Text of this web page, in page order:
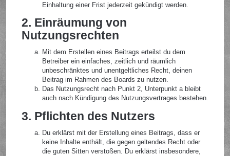
Einhaltung einer Frist jederzeit gekündigt werden.
2. Einräumung von
Nutzungsrechten
Mit dem Erstellen eines Beitrags erteilst du dem
Betreiber ein einfaches, zeitlich und räumlich
unbeschränktes und unentgeltliches Recht, deinen
Beitrag im Rahmen des Boards zu nutzen.
Das Nutzungsrecht nach Punkt 2, Unterpunkt a bleibt
auch nach Kündigung des Nutzungsvertrages bestehen.
3. Pflichten des Nutzers
Du erklärst mit der Erstellung eines Beitrags, dass er
keine Inhalte enthält, die gegen geltendes Recht oder
die guten Sitten verstoßen. Du erklärst insbesondere,